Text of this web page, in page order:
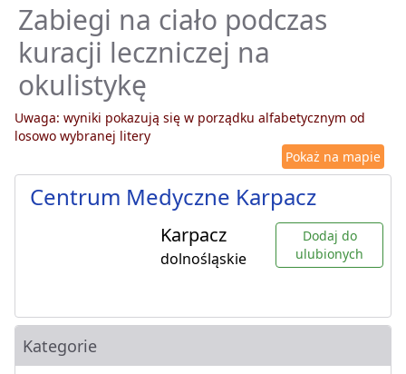
Zabiegi na ciało podczas
kuracji leczniczej na
okulistykę
Uwaga: wyniki pokazują się w porządku alfabetycznym od
losowo wybranej litery
Pokaż na mapie
Centrum Medyczne Karpacz
Karpacz
dolnośląskie
Dodaj do
ulubionych
Kategorie